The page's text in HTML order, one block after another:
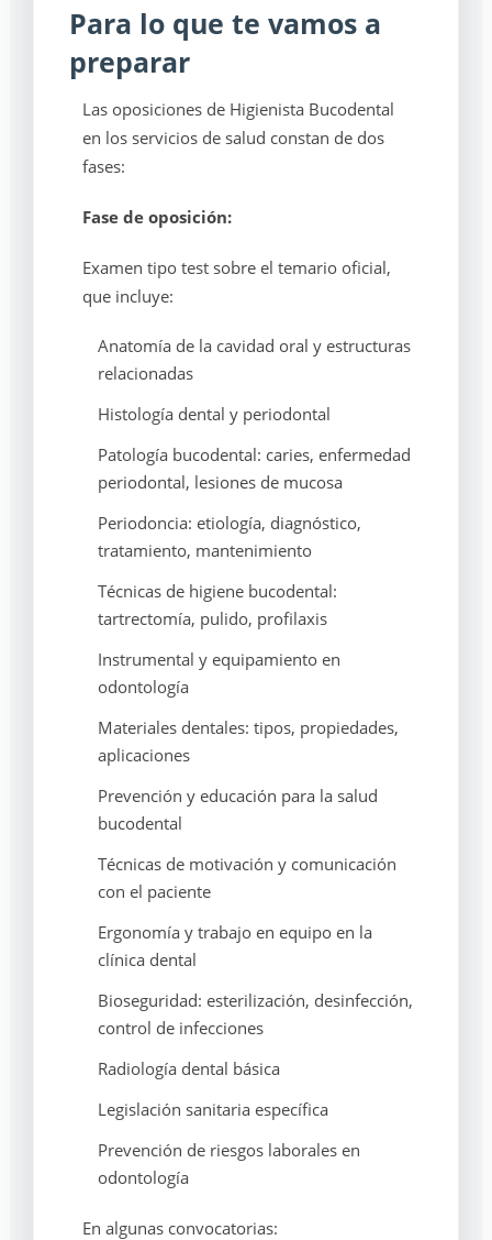
Para lo que te vamos a
preparar
Las oposiciones de Higienista Bucodental
en los servicios de salud constan de dos
fases:
Fase de oposición:
Examen tipo test sobre el temario oficial,
que incluye:
Anatomía de la cavidad oral y estructuras
relacionadas
Histología dental y periodontal
Patología bucodental: caries, enfermedad
periodontal, lesiones de mucosa
Periodoncia: etiología, diagnóstico,
tratamiento, mantenimiento
Técnicas de higiene bucodental:
tartrectomía, pulido, profilaxis
Instrumental y equipamiento en
odontología
Materiales dentales: tipos, propiedades,
aplicaciones
Prevención y educación para la salud
bucodental
Técnicas de motivación y comunicación
con el paciente
Ergonomía y trabajo en equipo en la
clínica dental
Bioseguridad: esterilización, desinfección,
control de infecciones
Radiología dental básica
Legislación sanitaria específica
Prevención de riesgos laborales en
odontología
En algunas convocatorias: